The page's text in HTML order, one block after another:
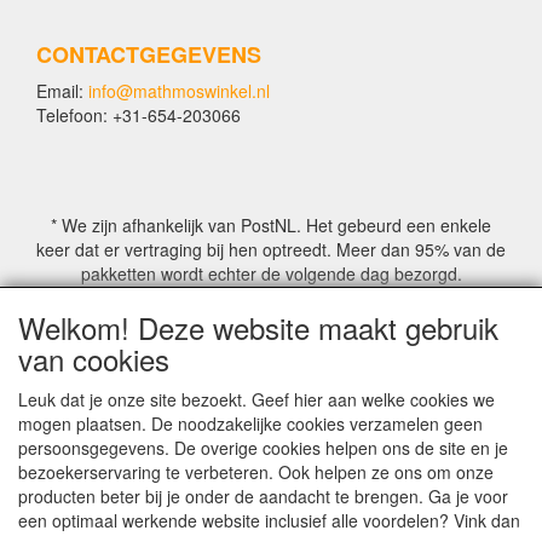
CONTACTGEGEVENS
Email: info@mathmoswinkel.nl
Telefoon: +31-654-203066
* We zijn afhankelijk van PostNL. Het gebeurd een enkele
keer dat er vertraging bij hen optreedt. Meer dan 95% van de
pakketten wordt echter de volgende dag bezorgd.
© COPYRIGHT by Mathmoswinkel.nl
Site Name, Ownership and Design Copyright by
Mathmoswinkel.nl
Copyrighted property may not be distributed, or displayed on
another website, or otherwise copied or reproduced without
our explicit written permission.
For more information on this site please contact:
webmaster@mathmoswinkel.nl
Welkom! Deze website maakt gebruik
van cookies
Leuk dat je onze site bezoekt. Geef hier aan welke cookies we
mogen plaatsen. De noodzakelijke cookies verzamelen geen
persoonsgegevens. De overige cookies helpen ons de site en je
bezoekerservaring te verbeteren. Ook helpen ze ons om onze
producten beter bij je onder de aandacht te brengen. Ga je voor
een optimaal werkende website inclusief alle voordelen? Vink dan